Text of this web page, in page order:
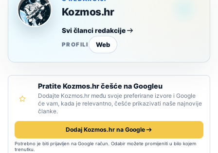
Kozmos.hr
Svi članci redakcije
PROFILI Web
Pratite Kozmos.hr češće na Googleu
Dodajte Kozmos.hr među svoje preferirane izvore i Google
će vam, kada je relevantno, češće prikazivati naše najnovije
članke.
Dodaj Kozmos.hr na Google
Potrebno je biti prijavljen na Google račun. Odabir možete promijeniti u bilo kojem
trenutku.